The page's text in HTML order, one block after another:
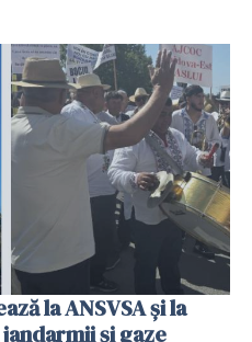
la ANSVSA și la
și gaze